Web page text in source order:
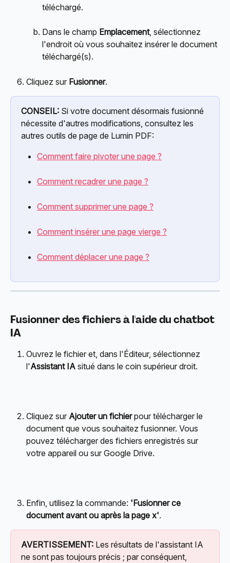
téléchargé.
Dans le champ Emplacement, sélectionnez
l'endroit où vous souhaitez insérer le document
téléchargé(s).
Cliquez sur Fusionner.
CONSEIL: Si votre document désormais fusionné
nécessite d'autres modifications, consultez les
autres outils de page de Lumin PDF:
Comment faire pivoter une page ?
Comment recadrer une page ?
Comment supprimer une page ?
Comment insérer une page vierge ?
Comment déplacer une page ?
Fusionner des fichiers à l'aide du chatbot
IA
Ouvrez le fichier et, dans l'Éditeur, sélectionnez
l'Assistant IA situé dans le coin supérieur droit.
Cliquez sur Ajouter un fichier pour télécharger le
document que vous souhaitez fusionner. Vous
pouvez télécharger des fichiers enregistrés sur
votre appareil ou sur Google Drive.
Enfin, utilisez la commande: 'Fusionner ce
document avant ou après la page x'.
AVERTISSEMENT: Les résultats de l'assistant IA
ne sont pas toujours précis ; par conséquent,